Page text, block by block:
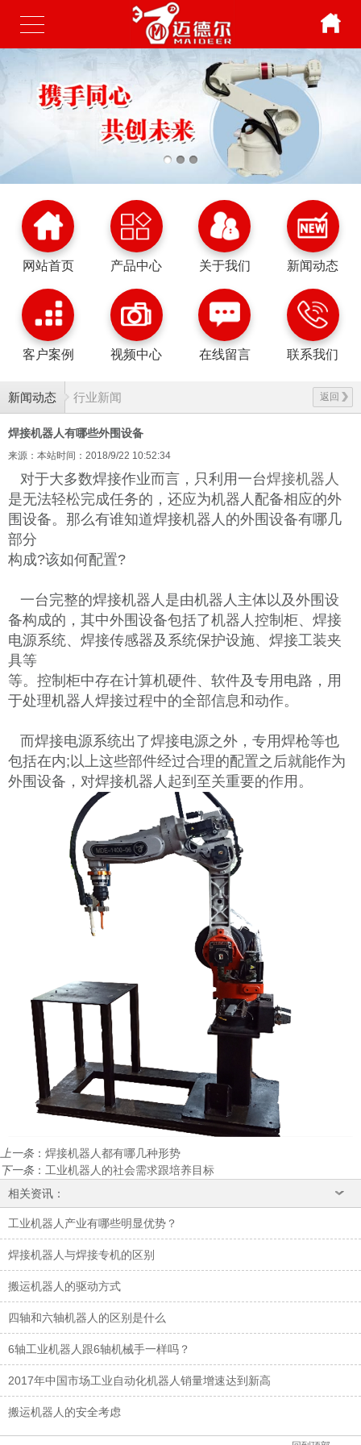
网站首页 产品中心 关于我们 新闻动态
客户案例 视频中心 在线留言 联系我们
新闻动态 返回
行业新闻
焊接机器人有哪些外围设备
来源：本站时间：2018/9/22 10:52:34
对于大多数焊接作业而言，只利用一台焊接机器人
是无法轻松完成任务的，还应为机器人配备相应的外
围设备。那么有谁知道焊接机器人的外围设备有哪几
部分
构成?该如何配置?
一台完整的焊接机器人是由机器人主体以及外围设
备构成的，其中外围设备包括了机器人控制柜、焊接
电源系统、焊接传感器及系统保护设施、焊接工装夹
具等
等。控制柜中存在计算机硬件、软件及专用电路，用
于处理机器人焊接过程中的全部信息和动作。
而焊接电源系统出了焊接电源之外，专用焊枪等也
包括在内;以上这些部件经过合理的配置之后就能作为
外围设备，对焊接机器人起到至关重要的作用。
上一条： 焊接机器人都有哪几种形势
下一条： 工业机器人的社会需求跟培养目标
相关资讯：
工业机器人产业有哪些明显优势？
焊接机器人与焊接专机的区别
搬运机器人的驱动方式
四轴和六轴机器人的区别是什么
6轴工业机器人跟6轴机械手一样吗？
2017年中国市场工业自动化机器人销量增速达到新高
搬运机器人的安全考虑